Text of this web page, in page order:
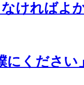
ければよ
にください